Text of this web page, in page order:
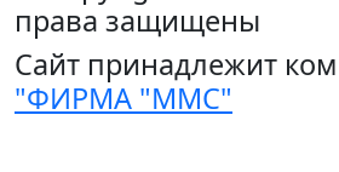
права защищены
Сайт принадлежит
"ФИРМА "ММС"